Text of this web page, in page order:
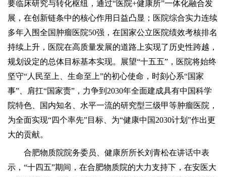
要临床研究与转化枢纽，通过“医院+健康所”一体化融合发
展，在创新链条中的核心作用日益凸显；医院综合实力连续
多年入围全国肿瘤医院50强，在国家公立医院绩效考核排名
持续上升，医院在高质量发展的道路上实现了历史性跨越，
规划设定的总体目标基本实现。展望“十五五”，医院将始终
坚守“人民至上、生命至上”的初心使命，时刻心系“国家
事”、肩扛“国家责”，力争到2030年全面建成具有中国科学
院特色、国内知名、水平一流的研究型三级甲等肿瘤医院，
为全面实现“四个率先”目标、为“健康中国2030计划”作出更
大的贡献。
合肥物质院院务委员、健康所所长刘青松在讲话中表
示，“十四五”期间，在合肥物质院的大力支持下，在安医大